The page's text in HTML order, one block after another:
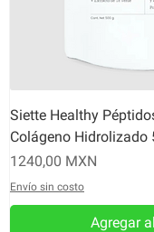
Siette Healthy
Colágeno Hidrolizado
Precio
1240,00 MXN
Envío sin costo
Agregar